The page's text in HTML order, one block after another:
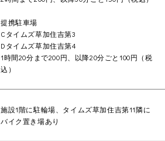
提携駐車場
Cタイムズ草加住吉第3
Dタイムズ草加住吉第4
1時間20分まで200円、以降20分ごと100円（税
込）
施設1階に駐輪場、タイムズ草加住吉第11隣に
バイク置き場あり